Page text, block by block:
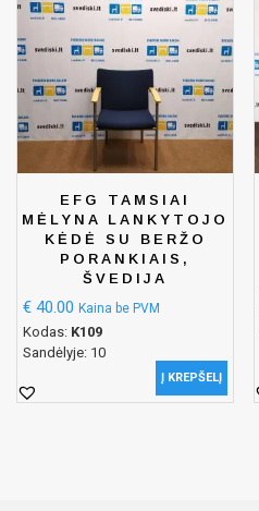
EFG TAMSIAI
MĖLYNA LANKYTOJO
KĖDĖ SU BERŽO
PORANKIAIS,
ŠVEDIJA
€ 40.00 Kaina be PVM
Kodas: K109
Sandėlyje: 10
Į KREPŠELĮ